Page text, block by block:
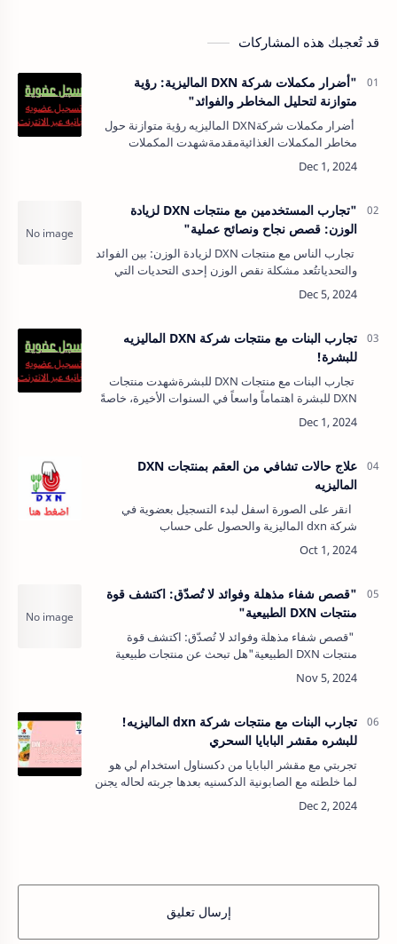
قد تُعجبك هذه المشاركات
"أضرار مكملات شركة DXN الماليزية: رؤية
متوازنة لتحليل المخاطر والفوائد"
أضرار مكملات شركةDXN الماليزيه رؤية متوازنة حول
مخاطر المكملات الغذائيةمقدمةشهدت المكملات
الغذائية رواجًا كبيرًا في السنوات الأخيرة، ومنها منتجات
شركة DXN التي تعتمد بشكل رئي…
"تجارب المستخدمين مع منتجات DXN لزيادة
الوزن: قصص نجاح ونصائح عملية"
تجارب الناس مع منتجات DXN لزيادة الوزن: بين الفوائد
والتحدياتتُعد مشكلة نقص الوزن إحدى التحديات التي
تواجه العديد من الأشخاص حول العالم، حيث يبحث
الكثيرون عن حلول طبيعية وصحي…
تجارب البنات مع منتجات شركة DXN الماليزيه
للبشرة!
تجارب البنات مع منتجات DXN للبشرةشهدت منتجات
DXN للبشرة اهتماماً واسعاً في السنوات الأخيرة، خاصةً
بين الفتيات الباحثات عن حلول طبيعية وآمنة للعناية
بالبشرة. تعتمد منتجات DXN …
علاج حالات تشافي من العقم بمنتجات DXN
الماليزيه
انقر على الصورة اسفل لبدء التسجيل بعضوية في
شركة dxn الماليزية والحصول على حساب
شخصي مجاني⁦⬇اضغط هنا⁦⬇️⁩⁦⬇️⁩لتسجيل عضوية مجانية
برقم دولي في شركةdxnالماليزية⁦⬆️⁩[ا…
"قصص شفاء مذهلة وفوائد لا تُصدّق: اكتشف قوة
منتجات DXN الطبيعية"
"قصص شفاء مذهلة وفوائد لا تُصدّق: اكتشف قوة
منتجات DXN الطبيعية"هل تبحث عن منتجات طبيعية
تعزز صحتك وتساعدك على الشفاء من أمراض مزمنة؟
منتجات شركة DXN أثبتت فعاليتها في تحسين …
تجارب البنات مع منتجات شركة dxn الماليزيه!
للبشره مقشر البابايا السحري
تجربتي مع مقشر البابايا من دكسناول استخدام لي هو
لما خلطته مع الصابونية الدكسنيه بعدها جربته لحاله يجنن
والحبيبات ناعمه على البشره لاحظت ان مع الأستمرار
يشيل التصبغات او اذا طلع لك…
إرسال تعليق